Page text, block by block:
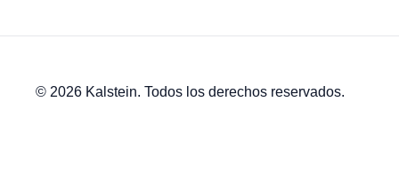
© 2026 Kalstein. Todos los derechos reservados.